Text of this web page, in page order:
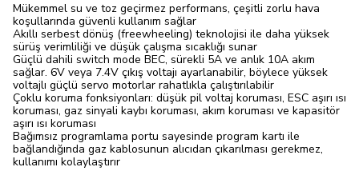
Mükemmel su ve toz geçirmez performans, çeşitli zorlu hava
koşullarında güvenli kullanım sağlar
Akıllı serbest dönüş (freewheeling) teknolojisi ile daha yüksek
sürüş verimliliği ve düşük çalışma sıcaklığı sunar
Güçlü dahili switch mode BEC, sürekli 5A ve anlık 10A akım
sağlar. 6V veya 7.4V çıkış voltajı ayarlanabilir, böylece yüksek
voltajlı güçlü servo motorlar rahatlıkla çalıştırılabilir
Çoklu koruma fonksiyonları: düşük pil voltaj koruması, ESC aşırı ısı
koruması, gaz sinyali kaybı koruması, akım koruması ve kapasitör
aşırı ısı koruması
Bağımsız programlama portu sayesinde program kartı ile
bağlandığında gaz kablosunun alıcıdan çıkarılması gerekmez,
kullanımı kolaylaştırır